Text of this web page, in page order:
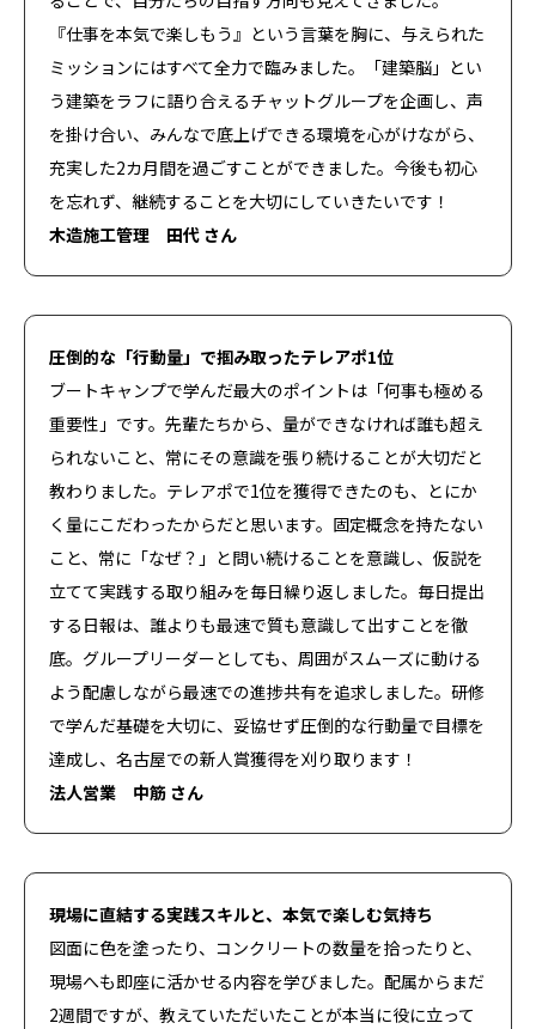
Menu
TOP
ArchitectNow
とは
対談
インタビュー
特集
#Tag
20代所長 異業界からの転職
品質管理部
誠実品質
信頼関係
男性育児休業
LIFE DESIGN PARK
『仕事を本気で楽しもう』という言葉を胸に、与えられた
ミッションにはすべて全力で臨みました。「建築脳」とい
う建築をラフに語り合えるチャットグループを企画し、声
を掛け合い、みんなで底上げできる環境を心がけながら、
充実した2カ月間を過ごすことができました。今後も初心
を忘れず、継続することを大切にしていきたいです！
木造施工管理 田代 さん
圧倒的な「行動量」で掴み取ったテレアポ1位
ブートキャンプで学んだ最大のポイントは「何事も極める
重要性」です。先輩たちから、量ができなければ誰も超え
られないこと、常にその意識を張り続けることが大切だと
教わりました。テレアポで1位を獲得できたのも、とにか
く量にこだわったからだと思います。固定概念を持たない
こと、常に「なぜ？」と問い続けることを意識し、仮説を
立てて実践する取り組みを毎日繰り返しました。毎日提出
する日報は、誰よりも最速で質も意識して出すことを徹
底。グループリーダーとしても、周囲がスムーズに動ける
よう配慮しながら最速での進捗共有を追求しました。研修
で学んだ基礎を大切に、妥協せず圧倒的な行動量で目標を
達成し、名古屋での新人賞獲得を刈り取ります！
法人営業 中筋 さん
現場に直結する実践スキルと、本気で楽しむ気持ち
図面に色を塗ったり、コンクリートの数量を拾ったりと、
現場へも即座に活かせる内容を学びました。配属からまだ
2週間ですが、教えていただいたことが本当に役に立って